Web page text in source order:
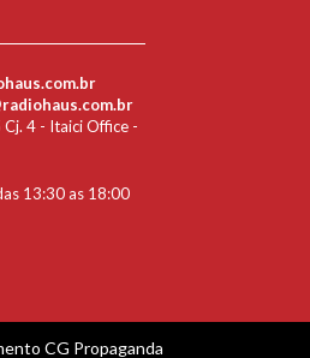
4 - Itaici Office -
13:30 as 18:00
CG Propaganda